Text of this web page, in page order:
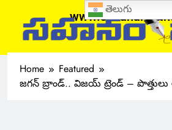
Home
Featured
జగన్ బ్రాండ్.. విజయ్ ట్రెండ్ –
తెలుగు